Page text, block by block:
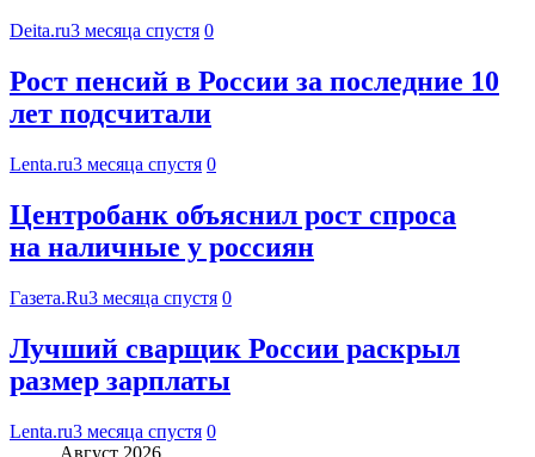
Deita.ru3 месяца спустя 0
Рост пенсий в России за последние 10
лет подсчитали
Lenta.ru3 месяца спустя 0
Центробанк объяснил рост спроса
на наличные у россиян
Газета.Ru3 месяца спустя 0
Лучший сварщик России раскрыл
размер зарплаты
Lenta.ru3 месяца спустя 0
Август 2026